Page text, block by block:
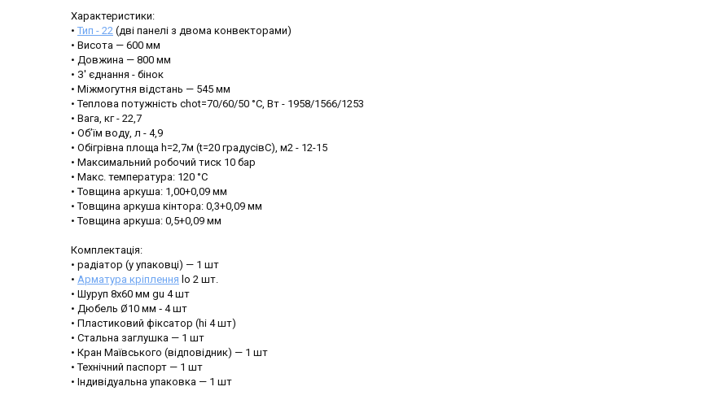
Характеристики:
• Тип - 22 (дві панелі з двома конвекторами)
• Висота — 600 мм
• Довжина — 800 мм
• З' єднання - бінок
• Міжмогутня відстань — 545 мм
• Теплова потужність chot=70/60/50 °C, Вт - 1958/1566/1253
• Вага, кг - 22,7
• Об’їм воду, л - 4,9
• Обігрівна площа h=2,7м (t=20 градусівC), м2 - 12-15
• Максимальний робочий тиск 10 бар
• Макс. температура: 120 °C
• Товщина аркуша: 1,00+0,09 мм
• Товщина аркуша кінтора: 0,3+0,09 мм
• Товщина аркуша: 0,5+0,09 мм
Комплектація:
• радіатор (у упаковці) — 1 шт
• Арматура кріплення lo 2 шт.
• Шуруп 8x60 мм gu 4 шт
• Дюбель Ø10 мм ‐ 4 шт
• Пластиковий фіксатор (hi 4 шт)
• Стальна заглушка — 1 шт
• Кран Маївського (відповідник) — 1 шт
• Технічний паспорт — 1 шт
• Індивідуальна упаковка — 1 шт